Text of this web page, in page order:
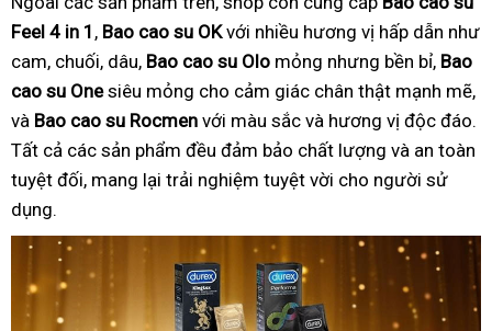
Feel 4 in 1 , Bao cao su OKvới nhiều hương vị hấp dẫn như
cam, chuối, dâu, Bao cao su Olo mỏng nhưng bền bỉ, Bao
cao su Onesiêu mỏng cho cảm giác chân thật mạnh mẽ,
và Bao cao su Rocmen với màu sắc và hương vị độc đáo.
Tất cả các sản phẩm đều đảm bảo chất lượng và an toàn
tuyệt đối, mang lại trải nghiệm tuyệt vời cho người sử
dụng.